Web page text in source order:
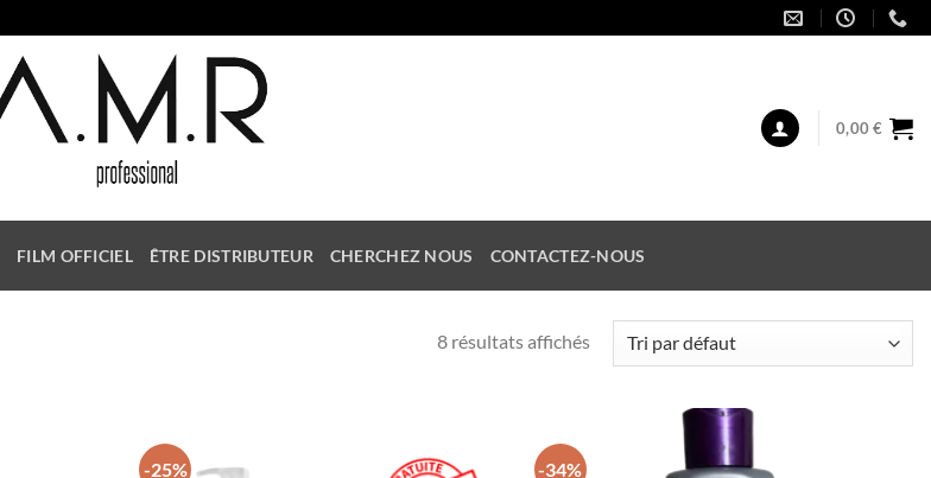
0,00€
FILM OFFICIEL ÊTRE DISTRIBUTEUR CHERCHEZ NOUS CONTACTEZ-NOUS
8 résultats affichés
-25% -34%